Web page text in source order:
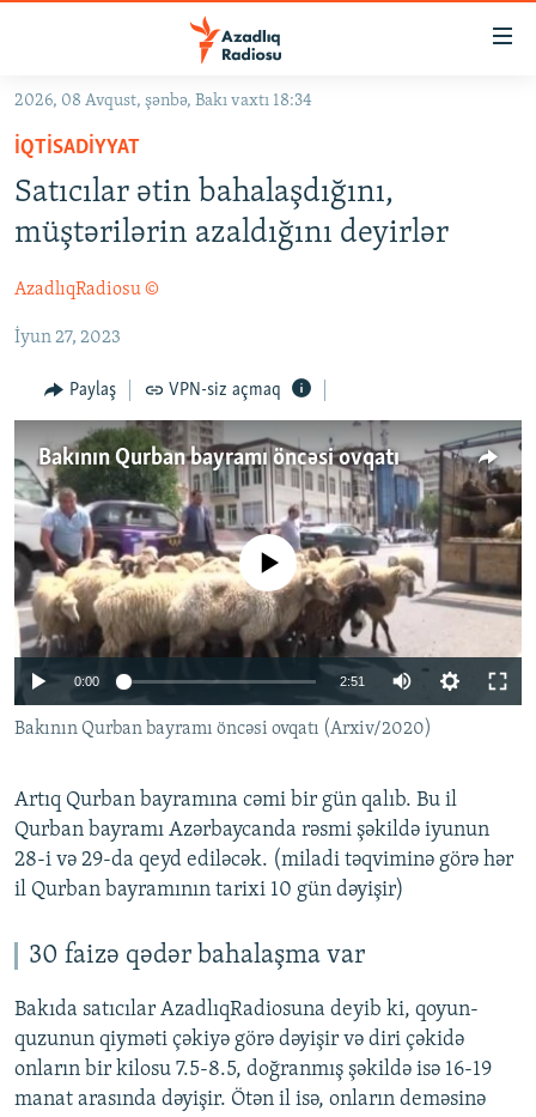
Əsas
qayıt
Əsas
qayıt
Axtarışa
GÜNDƏM
#İZAHLA
KORRUPSIOMETR
#ƏSLINDƏ
FƏRQƏ BAX
QANUNI DOĞRU
ARAŞDIRMA
MULTIMEDIA
VIDEO
FOTOQALEREYA
İNFOQRAFIKA
KARIKATURA
RADIO ARXIV
OXU ZALI
AZƏRBAYCAN ƏDƏBIYYATI KITABXANASI
İSLAM VƏ DEMOKRATIYA
İZ - MƏDƏNIYYƏT PROQRAMI
HAQQIMIZDA
MISSIYAMIZ
PEŞƏ ETIKASI VƏ JURNALISTIKA STANDARTLARIMIZ
MATERIALLARIMIZDAN ISTIFADƏ
AZADLIQRADIOSU MOBIL TELEFONUNUZDA
BIZIMLƏ ƏLAQƏ
BIZI IZLƏ
RFE/RL-in bütün saytları
2026, 08 Avqust, şənbə, Bakı vaxtı 18:34
İQTISADIYYAT
Satıcılar ətin bahalaşdığını,
müştərilərin azaldığını deyirlər
AzadlıqRadiosu ©
İyun 27, 2023
Paylaş VPN-siz açmaq
Bakının Qurban bayramı öncəsi ovqatı
240p 360p 480p
No media source currently available
0:00 2:51
240p
480p
720p
Bakının Qurban bayramı öncəsi ovqatı (Arxiv/2020)
Artıq Qurban bayramına cəmi bir gün qalıb. Bu il
Qurban bayramı Azərbaycanda rəsmi şəkildə iyunun
28-i və 29-da qeyd ediləcək. (miladi təqviminə görə hər
il Qurban bayramının tarixi 10 gün dəyişir)
30 faizə qədər bahalaşma var
Bakıda satıcılar AzadlıqRadiosuna deyib ki, qoyun-
quzunun qiyməti çəkiyə görə dəyişir və diri çəkidə
onların bir kilosu 7.5-8.5, doğranmış şəkildə isə 16-19
manat arasında dəyişir. Ötən il isə, onların deməsinə